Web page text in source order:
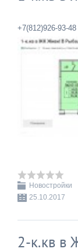
+7(812)926-93-48
Новостройки
25.10.2017
2-к.кв в